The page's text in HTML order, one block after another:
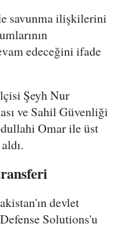
savunma ilişkilerini
edeceğini ifade
Şeyh Nur
ve Sahil Güvenliği
Omar ile üst
devlet
Solutions'u